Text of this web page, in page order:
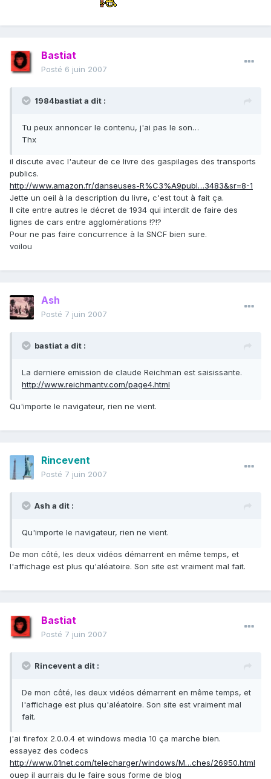
Bastiat
Posté 6 juin 2007
1984bastiat a dit :
Tu peux annoncer le contenu, j'ai pas le son…
Thx
il discute avec l'auteur de ce livre des gaspilages des transports
publics.
http://www.amazon.fr/danseuses-R%C3%A9publ…3483&sr=8-1
Jette un oeil à la description du livre, c'est tout à fait ça.
Il cite entre autres le décret de 1934 qui interdit de faire des
lignes de cars entre agglomérations !?!?
Pour ne pas faire concurrence à la SNCF bien sure.
voilou
Ash
Posté 7 juin 2007
bastiat a dit :
La derniere emission de claude Reichman est saisissante.
http://www.reichmantv.com/page4.html
Qu'importe le navigateur, rien ne vient.
Rincevent
Posté 7 juin 2007
Ash a dit :
Qu'importe le navigateur, rien ne vient.
De mon côté, les deux vidéos démarrent en même temps, et
l'affichage est plus qu'aléatoire. Son site est vraiment mal fait.
Bastiat
Posté 7 juin 2007
Rincevent a dit :
De mon côté, les deux vidéos démarrent en même temps, et
l'affichage est plus qu'aléatoire. Son site est vraiment mal
fait.
j'ai firefox 2.0.0.4 et windows media 10 ça marche bien.
essayez des codecs
http://www.01net.com/telecharger/windows/M…ches/26950.html
ouep il aurrais du le faire sous forme de blog